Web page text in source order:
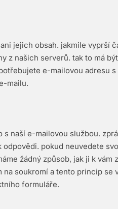
jejich obsah. jakmile vyprší
z našich serverů. tak to má
e-mailovou adresu
mailu.
naší e-mailovou službou.
pokud neuvedete
žádný způsob, jak ji k vám
soukromí a tento princip se
formuláře.